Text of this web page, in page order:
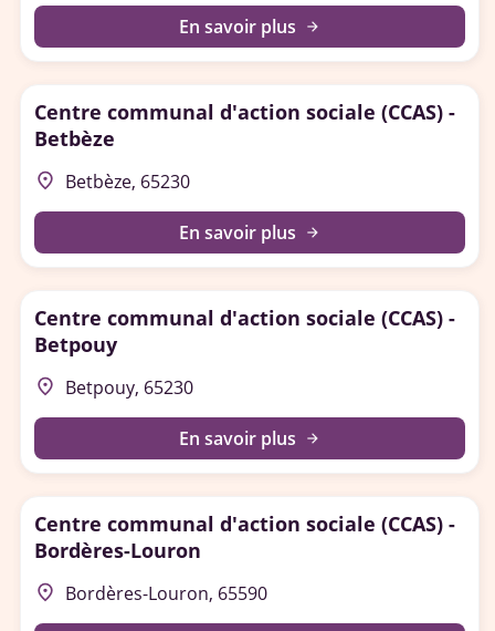
En savoir plus arrow_forward
Centre communal d'action sociale (CCAS) -
Betbèze
place Betbèze, 65230
En savoir plus arrow_forward
Centre communal d'action sociale (CCAS) -
Betpouy
place Betpouy, 65230
En savoir plus arrow_forward
Centre communal d'action sociale (CCAS) -
Bordères-Louron
place Bordères-Louron, 65590